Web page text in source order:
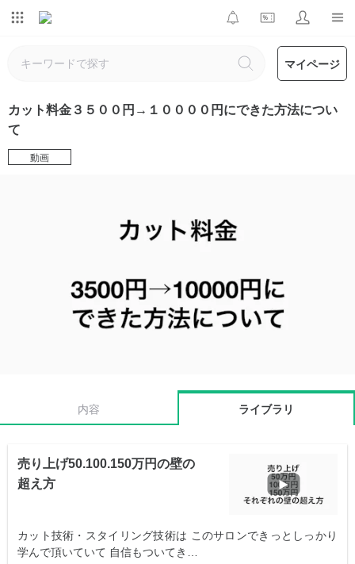
マイページ
カット料金３５００円→１００００円にできた方法につい
て
動画
内容 ライブラリ
売り上げ50.100.150万円の壁の
超え方
カット技術・スタイリング技術は このサロンできっとしっかり
学んで頂いていて 自信もついてき…